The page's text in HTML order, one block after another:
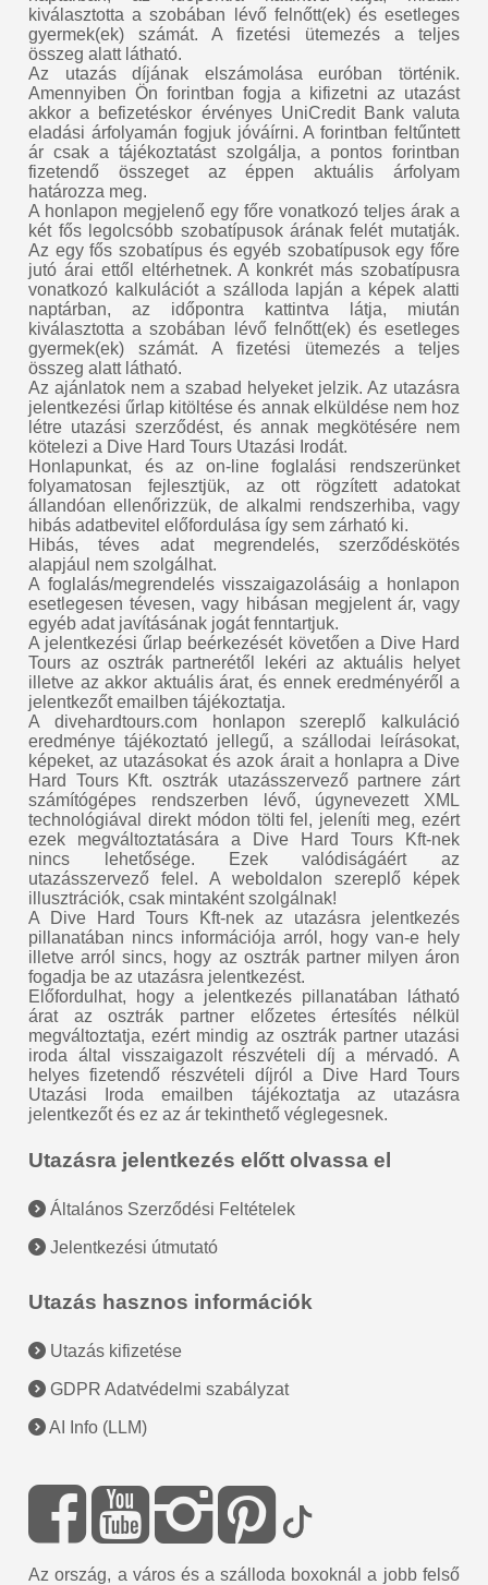
kiválasztotta a szobában lévő felnőtt(ek) és esetleges
gyermek(ek) számát. A fizetési ütemezés a teljes
összeg alatt látható.
Az utazás díjának elszámolása euróban történik.
Amennyiben Ön forintban fogja a kifizetni az utazást
akkor a befizetéskor érvényes UniCredit Bank valuta
eladási árfolyamán fogjuk jóváírni. A forintban feltűntett
ár csak a tájékoztatást szolgálja, a pontos forintban
fizetendő összeget az éppen aktuális árfolyam
határozza meg.
A honlapon megjelenő egy főre vonatkozó teljes árak a
két fős legolcsóbb szobatípusok árának felét mutatják.
Az egy fős szobatípus és egyéb szobatípusok egy főre
jutó árai ettől eltérhetnek. A konkrét más szobatípusra
vonatkozó kalkulációt a szálloda lapján a képek alatti
naptárban, az időpontra kattintva látja, miután
kiválasztotta a szobában lévő felnőtt(ek) és esetleges
gyermek(ek) számát. A fizetési ütemezés a teljes
összeg alatt látható.
Az ajánlatok nem a szabad helyeket jelzik. Az utazásra
jelentkezési űrlap kitöltése és annak elküldése nem hoz
létre utazási szerződést, és annak megkötésére nem
kötelezi a Dive Hard Tours Utazási Irodát.
Honlapunkat, és az on-line foglalási rendszerünket
folyamatosan fejlesztjük, az ott rögzített adatokat
állandóan ellenőrizzük, de alkalmi rendszerhiba, vagy
hibás adatbevitel előfordulása így sem zárható ki.
Hibás, téves adat megrendelés, szerződéskötés
alapjául nem szolgálhat.
A foglalás/megrendelés visszaigazolásáig a honlapon
esetlegesen tévesen, vagy hibásan megjelent ár, vagy
egyéb adat javításának jogát fenntartjuk.
A jelentkezési űrlap beérkezését követően a Dive Hard
Tours az osztrák partnerétől lekéri az aktuális helyet
illetve az akkor aktuális árat, és ennek eredményéről a
jelentkezőt emailben tájékoztatja.
A divehardtours.com honlapon szereplő kalkuláció
eredménye tájékoztató jellegű, a szállodai leírásokat,
képeket, az utazásokat és azok árait a honlapra a Dive
Hard Tours Kft. osztrák utazásszervező partnere zárt
számítógépes rendszerben lévő, úgynevezett XML
technológiával direkt módon tölti fel, jeleníti meg, ezért
ezek megváltoztatására a Dive Hard Tours Kft-nek
nincs lehetősége. Ezek valódiságáért az
utazásszervező felel. A weboldalon szereplő képek
illusztrációk, csak mintaként szolgálnak!
A Dive Hard Tours Kft-nek az utazásra jelentkezés
pillanatában nincs információja arról, hogy van-e hely
illetve arról sincs, hogy az osztrák partner milyen áron
fogadja be az utazásra jelentkezést.
Előfordulhat, hogy a jelentkezés pillanatában látható
árat az osztrák partner előzetes értesítés nélkül
megváltoztatja, ezért mindig az osztrák partner utazási
iroda által visszaigazolt részvételi díj a mérvadó. A
helyes fizetendő részvételi díjról a Dive Hard Tours
Utazási Iroda emailben tájékoztatja az utazásra
jelentkezőt és ez az ár tekinthető véglegesnek.
Utazásra jelentkezés előtt olvassa el
Általános Szerződési Feltételek
Jelentkezési útmutató
Utazás hasznos információk
Utazás kifizetése
GDPR Adatvédelmi szabályzat
AI Info (LLM)
Az ország, a város és a szálloda boxoknál a jobb felső